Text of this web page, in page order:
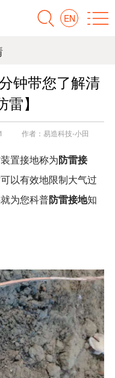
EN
钟带您了解清
】
作者： 易造科技-小田
置接地称为防雷接
以有效地限制大气过
为您科普防雷接地知